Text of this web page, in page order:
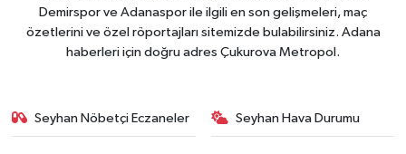
Demirspor ve Adanaspor ile ilgili en son gelişmeleri, maç
özetlerini ve özel röportajları sitemizde bulabilirsiniz. Adana
haberleri için doğru adres Çukurova Metropol.
Seyhan Nöbetçi Eczaneler Seyhan Hava Durumu